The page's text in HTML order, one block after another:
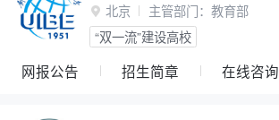
 北京 主管部门： 教育部
“双一流”建设高校
网报公告 招生简章 在线咨询